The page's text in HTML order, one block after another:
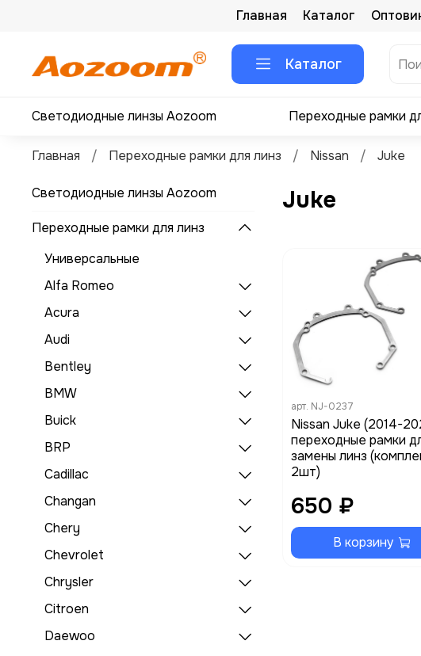
Главная Каталог
Каталог
Светодиодные линзы Aozoom Переходные рамки
Главная Переходные рамки для линз Nissan Juke
Juke
арт. NJ-0237
Nissan Juke (2014-
переходные рамки
замены линз
2шт)
650 ₽
В корзину
Светодиодные линзы Aozoom
Переходные рамки для линз
Универсальные
Alfa Romeo
Acura
Audi
Bentley
BMW
Buick
BRP
Cadillac
Changan
Chery
Chevrolet
Chrysler
Citroen
Daewoo